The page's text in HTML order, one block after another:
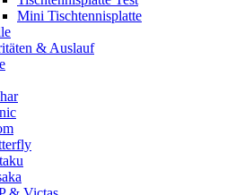
Mini Tischtennisplatte
& Auslauf